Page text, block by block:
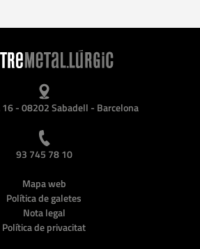
- 08202 Sabadell - Barcelona
93 745 78 10
Mapa web
Política de galetes
Nota legal
Política de privacitat